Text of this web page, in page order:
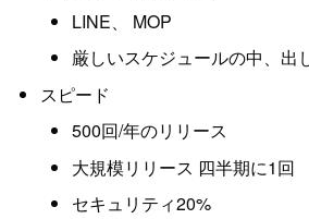
LINE、 MOP
厳しいスケジュールの中、出
スピード
500回/年のリリース
大規模リリース 四半期に1回
セキュリティ20%